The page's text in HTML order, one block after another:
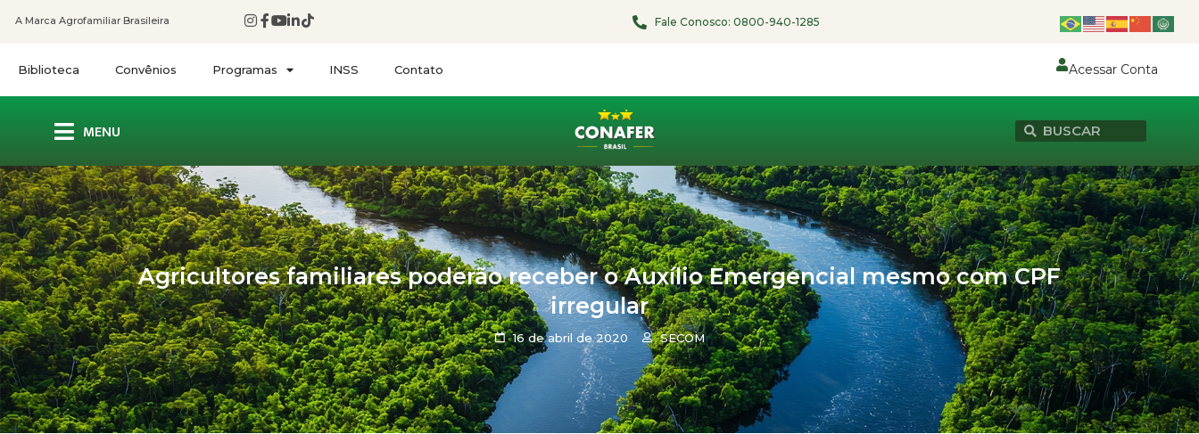
A Marca Agrofamiliar Brasileira Fale Conosco: 0800-940-1285
Biblioteca Convênios Programas INSS Contato Acessar Conta
MENU
Agricultores familiares poderão receber o Auxílio Emergencial mesmo com CPF
irregular
16 de abril de 2020 SECOM